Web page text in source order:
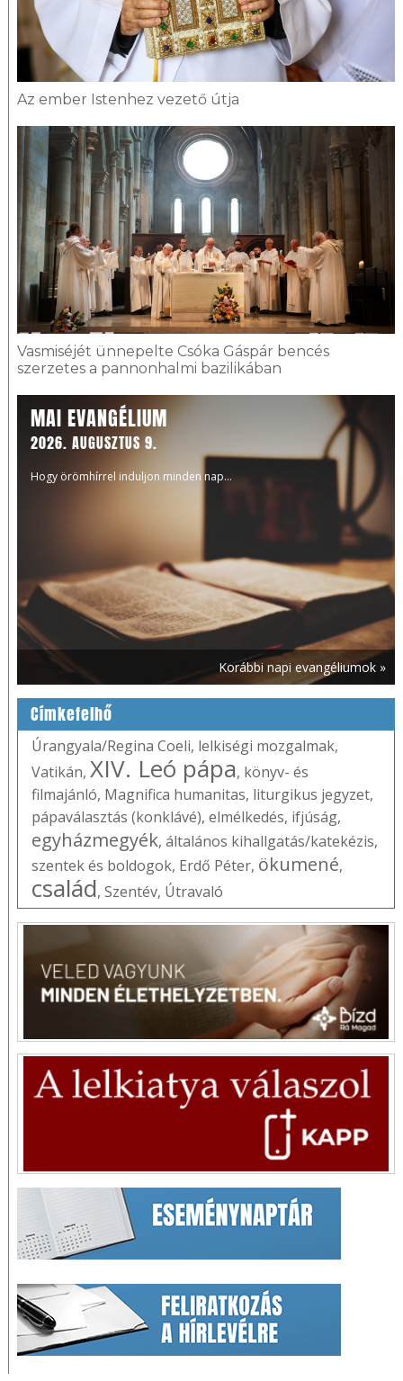
Az ember Istenhez vezető útja
Vasmiséjét ünnepelte Csóka Gáspár bencés
szerzetes a pannonhalmi bazilikában
MAI EVANGÉLIUM
2026. AUGUSZTUS 9.
Hogy örömhírrel induljon minden nap...
Korábbi napi evangéliumok »
Címkefelhő
Úrangyala/Regina Coeli, lelkiségi mozgalmak,
Vatikán, XIV. Leó pápa, könyv- és
filmajánló, Magnifica humanitas, liturgikus jegyzet,
pápaválasztás (konklávé), elmélkedés, ifjúság,
egyházmegyék, általános kihallgatás/katekézis,
szentek és boldogok, Erdő Péter, ökumené,
család, Szentév, Útravaló